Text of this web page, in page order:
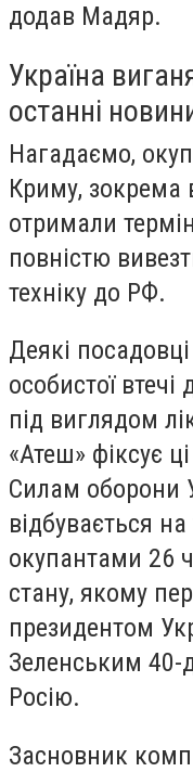
додав Мадяр.
Україна
останні
Нагадаємо,
Криму, зокрема
отримали
повністю
техніку до РФ.
Деякі
особистої
під виглядом
«Атеш» фіксує
Силам оборони
відбувається
окупантами 26
стану, якому
президентом
Зеленським 40-
Росію.
Засновник